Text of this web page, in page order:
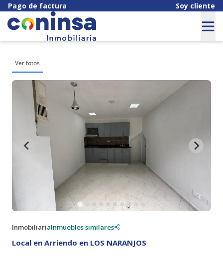
Pago de factura Soy cliente
Ver fotos
InmobiliariaInmuebles similares
Local en Arriendo en LOS NARANJOS